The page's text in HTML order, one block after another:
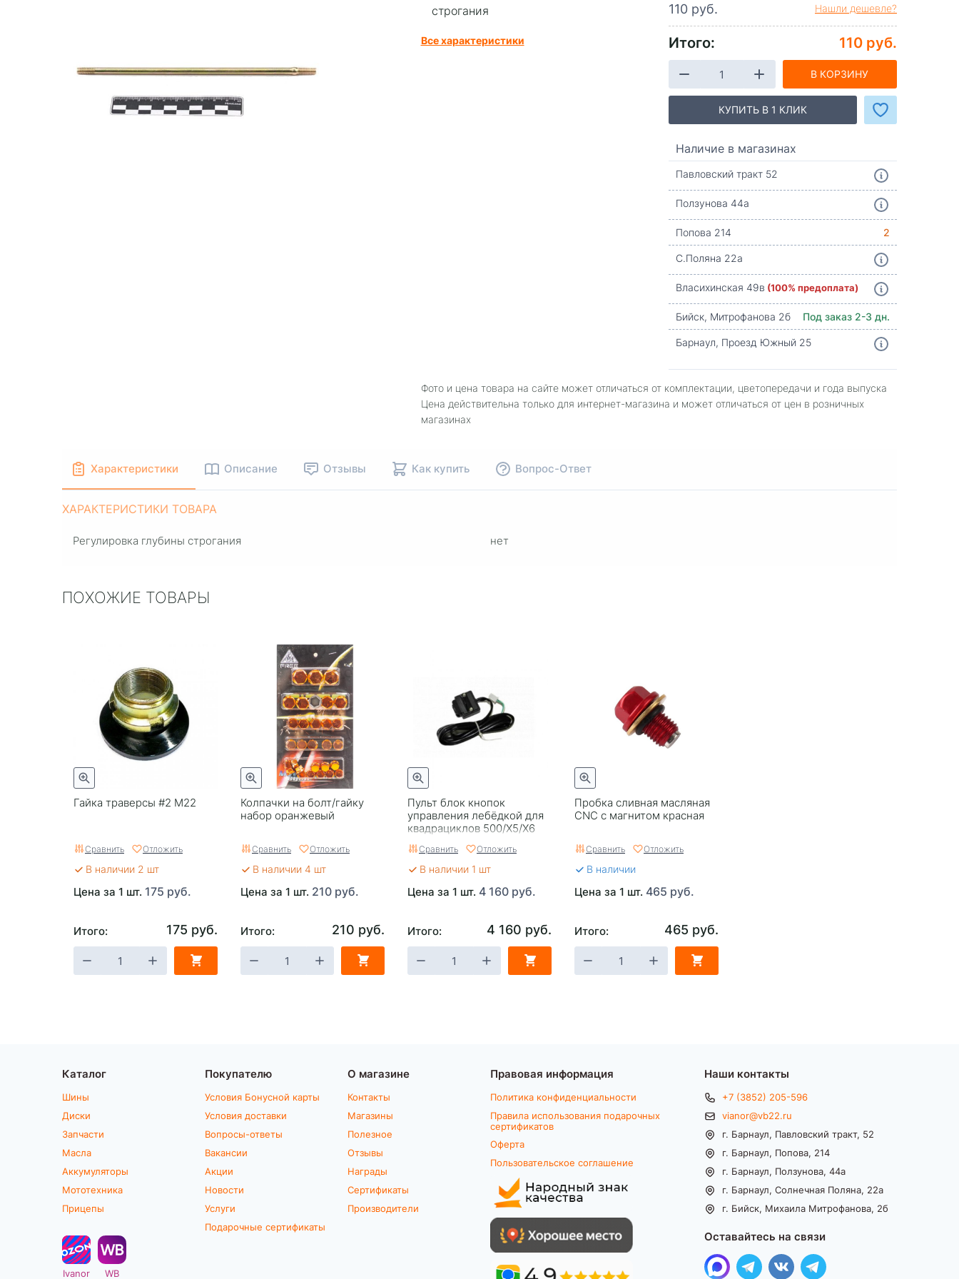
строгания
Все характеристики
110 руб. Нашли дешевле?
Итого: 110 руб.
В КОРЗИНУ
КУПИТЬ В 1 КЛИК
Наличие в магазинах
Павловский тракт 52
Ползунова 44а
Попова 214
2
С.Поляна 22а
Власихинская 49в (100% предоплата)
Бийск, Митрофанова 2б
Под заказ 2-3 дн.
Барнаул, Проезд Южный 25
Фото и цена товара на сайте может отличаться от комплектации, цветопередачи и года выпуска
Цена действительна только для интернет-магазина и может отличаться от цен в розничных
магазинах
Характеристики Описание Отзывы Как купить Вопрос-Ответ
ХАРАКТЕРИСТИКИ ТОВАРА
Регулировка глубины строгания нет
ПОХОЖИЕ ТОВАРЫ
Гайка траверсы #2 М22
Сравнить Отложить
В наличии 2 шт
Цена за 1 шт. 175 руб.
Итого: 175 руб.
Колпачки на болт/гайку
набор оранжевый
Сравнить Отложить
В наличии 4 шт
Цена за 1 шт. 210 руб.
Итого: 210 руб.
Пульт блок кнопок
управления лебёдкой для
квадрациклов 500/Х5/Х6
Сравнить Отложить
В наличии 1 шт
Цена за 1 шт. 4 160 руб.
Итого: 4 160 руб.
Пробка сливная масляная
CNC с магнитом красная
Сравнить Отложить
В наличии
Цена за 1 шт. 465 руб.
Итого: 465 руб.
Каталог
Шины
Диски
Запчасти
Масла
Аккумуляторы
Мототехника
Прицепы
Ivanor WB
Покупателю
Условия Бонусной карты
Условия доставки
Вопросы-ответы
Вакансии
Акции
Новости
Услуги
Подарочные сертификаты
О магазине
Контакты
Магазины
Полезное
Отзывы
Награды
Сертификаты
Производители
Правовая информация
Политика конфиденциальности
Правила использования подарочных
сертификатов
Оферта
Пользовательское соглашение
Наши контакты
+7 (3852) 205-596
vianor@vb22.ru
г. Барнаул, Павловский тракт, 52
г. Барнаул, Попова, 214
г. Барнаул, Ползунова, 44а
г. Барнаул, Солнечная Поляна, 22а
г. Бийск, Михаила Митрофанова, 2б
Оставайтесь на связи